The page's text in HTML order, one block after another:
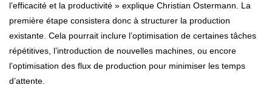
l’efficacité et la productivité » explique Christian Ostermann. La
première étape consistera donc à structurer la production
existante. Cela pourrait inclure l’optimisation de certaines tâches
répétitives, l’introduction de nouvelles machines, ou encore
l’optimisation des flux de production pour minimiser les temps
d’attente.